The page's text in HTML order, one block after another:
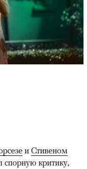
и Стивеном
спорную критику,